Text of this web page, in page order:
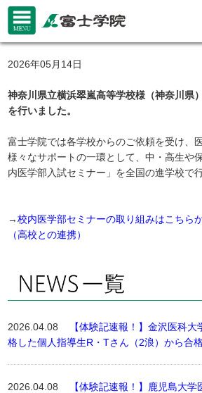
2026年05月14日
神奈川県立横浜翠嵐高等学校様（神奈川県
を行いました。
富士学院では各学校からのご依頼を受け、
様々なサポートの一環として、中・高生や
内医学部入試セミナー」を全国の進学校で
→校内医学部セミナーの取り組みはこちら
（高校との連携）
2026.04.08
【体験記速報！】金沢医科
格した個人指導生R・Tさん（2浪）から合
2026.04.08
【体験記速報！】鹿児島大